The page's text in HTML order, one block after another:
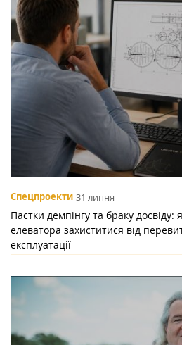
Спецпроекти 31 липня
Пастки демпінгу та браку досвіду:
елеватора захиститися від
експлуатації